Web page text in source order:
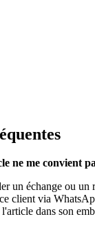
ne me convient
un échange ou un
client via
dans son